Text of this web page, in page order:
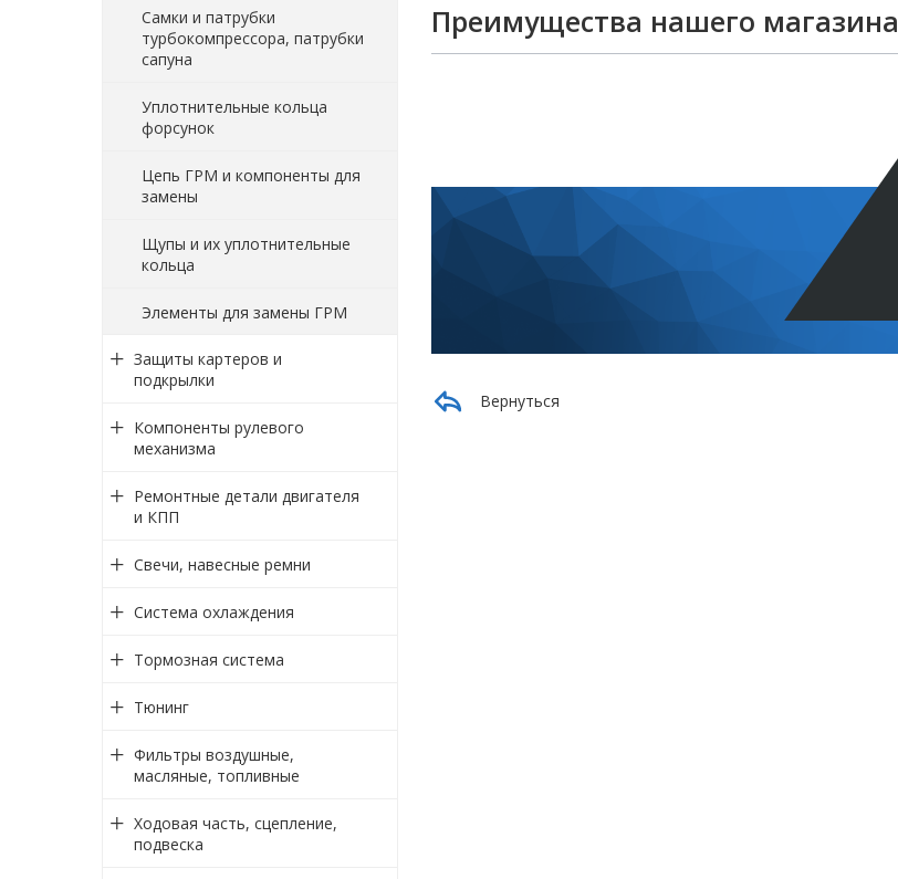
Самки и патрубки
турбокомпрессора, патрубки
сапуна
Уплотнительные кольца
форсунок
Цепь ГРМ и компоненты для
замены
Щупы и их уплотнительные
кольца
Элементы для замены ГРМ
Защиты картеров и
подкрылки
Компоненты рулевого
механизма
Ремонтные детали двигателя
и КПП
Свечи, навесные ремни
Система охлаждения
Тормозная система
Тюнинг
Фильтры воздушные,
масляные, топливные
Ходовая часть, сцепление,
подвеска
Преимущества нашего магазина
Вернуться